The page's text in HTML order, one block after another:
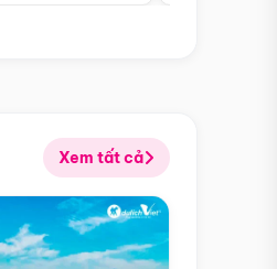
Xem tất cả